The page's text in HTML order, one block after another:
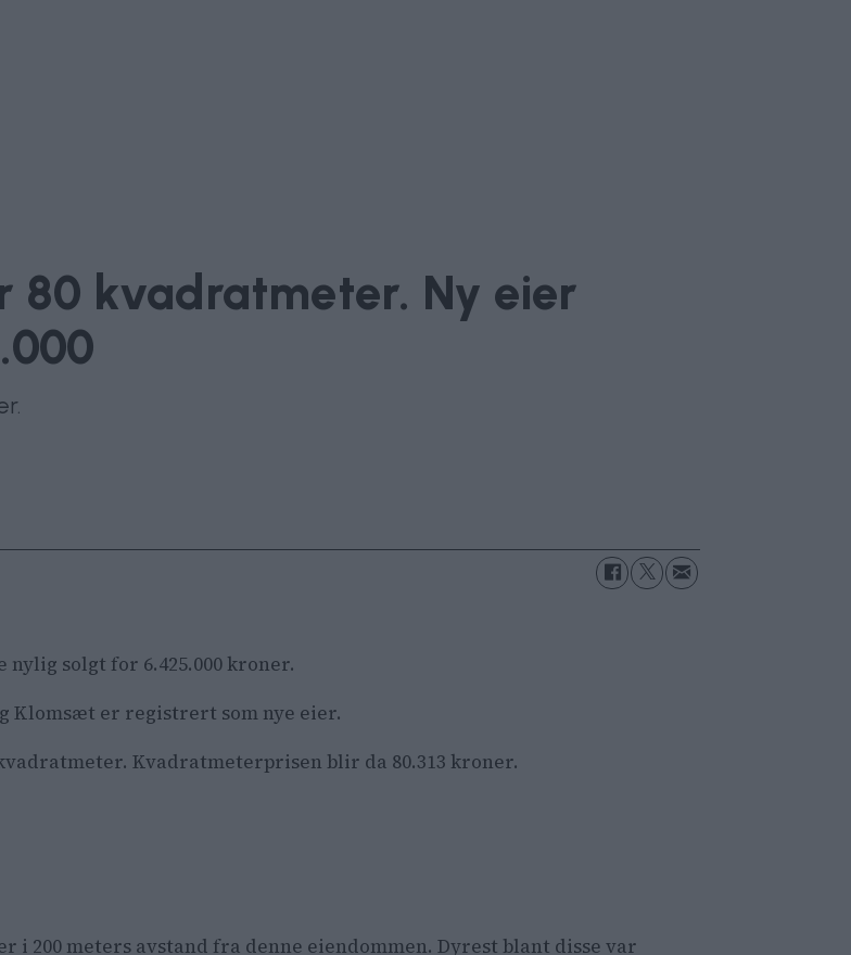
80 kvadratmeter. Ny eier
nylig solgt for 6.425.000 kroner.
Klomsæt er registrert som nye eier.
Kvadratmeterprisen blir da 80.313 kroner.
i 200 meters avstand fra denne eiendommen. Dyrest blant disse var